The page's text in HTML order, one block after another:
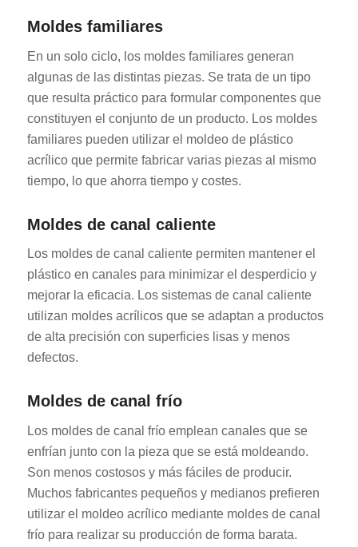
Moldes familiares
En un solo ciclo, los moldes familiares generan
algunas de las distintas piezas. Se trata de un tipo
que resulta práctico para formular componentes que
constituyen el conjunto de un producto. Los moldes
familiares pueden utilizar el moldeo de plástico
acrílico que permite fabricar varias piezas al mismo
tiempo, lo que ahorra tiempo y costes.
Moldes de canal caliente
Los moldes de canal caliente permiten mantener el
plástico en canales para minimizar el desperdicio y
mejorar la eficacia. Los sistemas de canal caliente
utilizan moldes acrílicos que se adaptan a productos
de alta precisión con superficies lisas y menos
defectos.
Moldes de canal frío
Los moldes de canal frío emplean canales que se
enfrían junto con la pieza que se está moldeando.
Son menos costosos y más fáciles de producir.
Muchos fabricantes pequeños y medianos prefieren
utilizar el moldeo acrílico mediante moldes de canal
frío para realizar su producción de forma barata.